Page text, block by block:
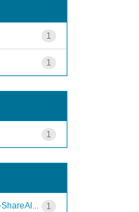
1
1
1
1